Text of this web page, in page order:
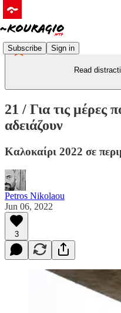
Subscribe Sign in
Read
21 / Για τις μέρες
αδειάζουν
Καλοκαίρι 2022 σε
Petros Nikolaou
Jun 06, 2022
3